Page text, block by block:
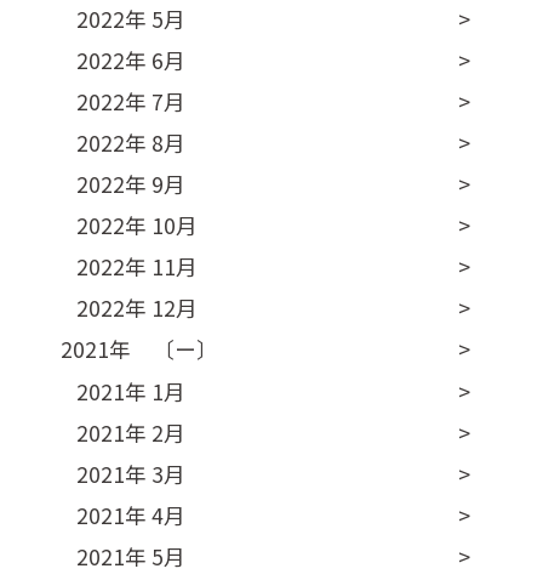
2022年 5月
2022年 6月
2022年 7月
2022年 8月
2022年 9月
2022年 10月
2022年 11月
2022年 12月
2021年 〔ー〕
2021年 1月
2021年 2月
2021年 3月
2021年 4月
2021年 5月